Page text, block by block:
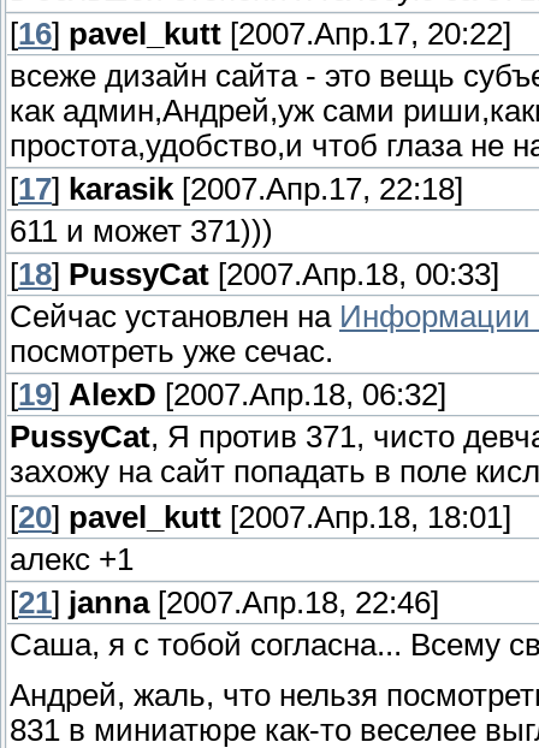
[16] pavel_kutt [2007.Апр.17, 20:22]
всеже дизайн сайта - это вещь
как админ,Андрей,уж сами
простота,удобство,и чтоб глаза не
[17] karasik [2007.Апр.17, 22:18]
611 и может 371)))
[18] PussyCat [2007.Апр.18, 00:33]
Сейчас установлен на Информации
посмотреть уже сечас.
[19] AlexD [2007.Апр.18, 06:32]
PussyCat, Я против 371, чисто
захожу на сайт попадать в поле
[20] pavel_kutt [2007.Апр.18, 18:01]
алекс +1
[21] janna[2007.Апр.18, 22:46]
Саша, я с тобой согласна... Всему
Андрей, жаль, что нельзя
831 в миниатюре как-то веселее